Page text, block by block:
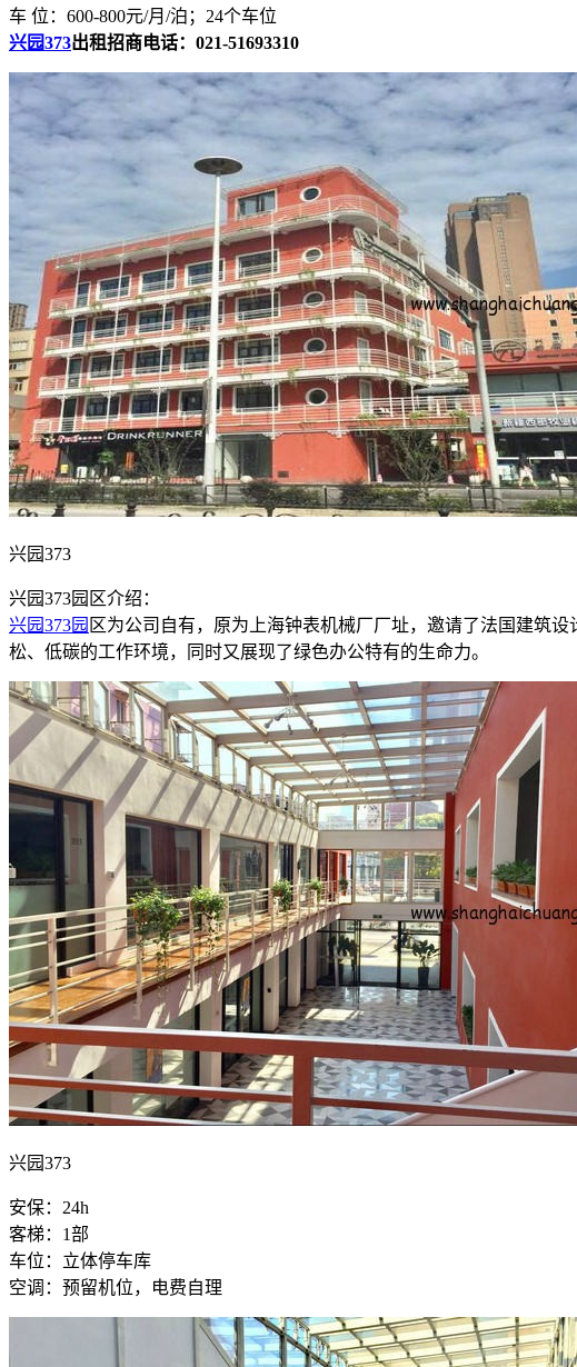
车 位：600-800元/月/泊；24个车位
兴园373出租招商电话：021-51693310
兴园373
兴园373园区介绍：
兴园373园 区为公司自有，原为上海钟表机械厂厂址，邀请了法国建筑
松、低碳的工作环境，同时又展现了绿色办公特有的生命力。
兴园373
安保：24h
客梯：1部
车位：立体停车库
空调：预留机位，电费自理